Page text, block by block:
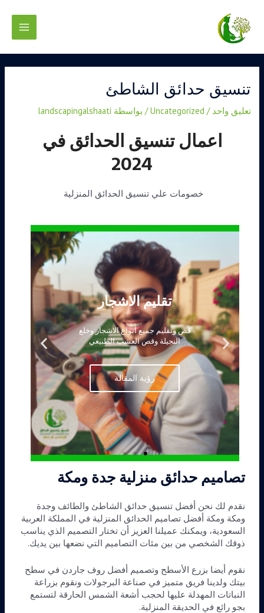
المحتوى
Main
تنسيق حدائق الشاطئ
تعليق واحد /
Uncategorized/ بواسطة landscapingalshaati
اعمال تنسيق الحدائق في
2024
خصومات علي تنسيق الحدائق المنزلية
تقليم الاشجار
قص وتقليم جميع انواع الاشجار وخلع
النجيلة وقص العشب الطبيعي
رؤية المقالة
P
r
e
v
i
o
u
l
i
d
N
e
x
t
s
l
i
d
e
تصاميم حدائق منزلية جدة ومكة
نقدم لك نحن أفضل تنسيق حدائق الشاطئ والطائف وجدة
ومكة ومكة أفضل تصاميم الحدائق المنزلية في المملكة العربية
السعودية، ويمكنك عميلنا العزيز أن تختار التصميم الذي يناسب
ذوقك الشخصي من بين مئات التصاميم التي نضعها بين يديك.
نقوم أيضا بزرع الأسطح وتصميم أفضل روف جاردن في سطح
بيتك ولدينا فريق متميز في صناعة البرجولات ونقوم بزراعة
النباتات المهدلة عليها لحجب أشعة الشمس الحارقة لتستمع
بجو رائع في الحديقة المنزلية.